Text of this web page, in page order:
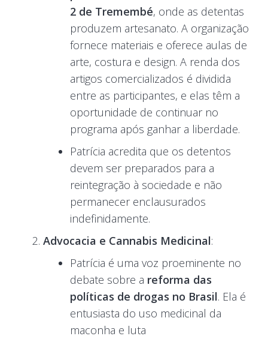
2 de Tremembé, onde as detentas
produzem artesanato. A organização
fornece materiais e oferece aulas de
arte, costura e design. A renda dos
artigos comercializados é dividida
entre as participantes, e elas têm a
oportunidade de continuar no
programa após ganhar a liberdade.
Patrícia acredita que os detentos
devem ser preparados para a
reintegração à sociedade e não
permanecer enclausurados
indefinidamente.
Advocacia e Cannabis Medicinal:
Patrícia é uma voz proeminente no
debate sobre a reforma das
políticas de drogas no Brasil. Ela é
entusiasta do uso medicinal da
maconha e luta